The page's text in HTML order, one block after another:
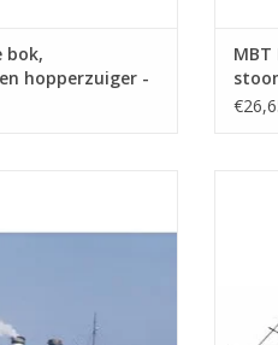
bok,
hopperzuiger -
1 : Various
MBT
(10.20.005)